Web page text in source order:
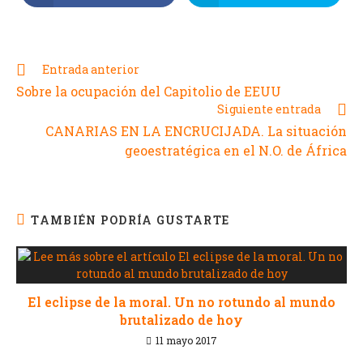
Entrada anterior
Sobre la ocupación del Capitolio de EEUU
Siguiente entrada
CANARIAS EN LA ENCRUCIJADA. La situación
geoestratégica en el N.O. de África
TAMBIÉN PODRÍA GUSTARTE
El eclipse de la moral. Un no rotundo al mundo
brutalizado de hoy
11 mayo 2017